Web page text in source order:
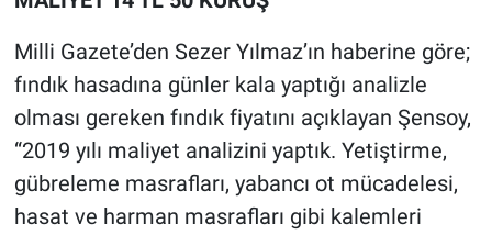
Milli Gazete’den Sezer Yılmaz’ın haberine göre;
fındık hasadına günler kala yaptığı analizle
olması gereken fındık fiyatını açıklayan Şensoy,
“2019 yılı maliyet analizini yaptık. Yetiştirme,
gübreleme masrafları, yabancı ot mücadelesi,
hasat ve harman masrafları gibi kalemleri